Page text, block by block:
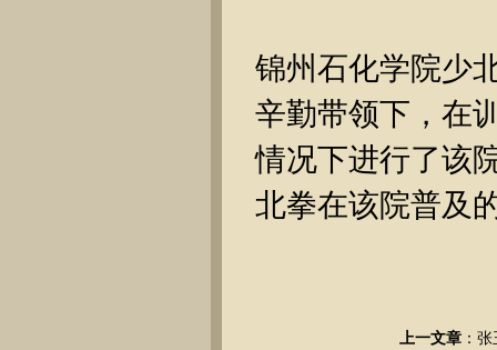
锦州石化学院少
辛勤带领下，在
情况下进行了该
北拳在该院普及
上一文章 ： 张